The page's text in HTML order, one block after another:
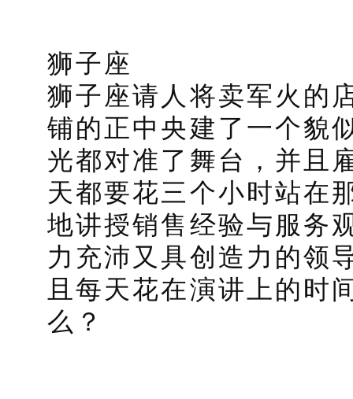
狮子座
狮子座请人将卖军火的
铺的正中央建了一个貌
光都对准了舞台，并且
天都要花三个小时站在
地讲授销售经验与服务
力充沛又具创造力的领
且每天花在演讲上的
么？